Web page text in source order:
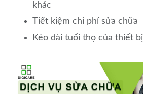
khác
Tiết kiệm chi phí sửa chữa
Kéo dài tuổi thọ của thiết bị